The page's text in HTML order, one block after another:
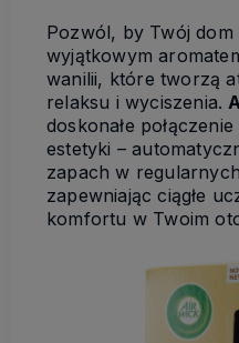
Pozwól, by Twój dom
wyjątkowym
wanilii, które tworzą
relaksu i wyciszenia.
doskonałe
estetyki –
zapach w
zapewniając ciągłe
komfortu w Twoim